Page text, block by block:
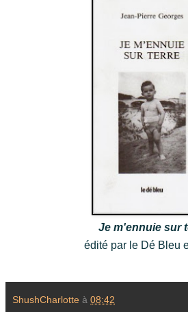
Je m'ennuie sur
édité par le Dé Bleu
ShushCharlotte à 08:42